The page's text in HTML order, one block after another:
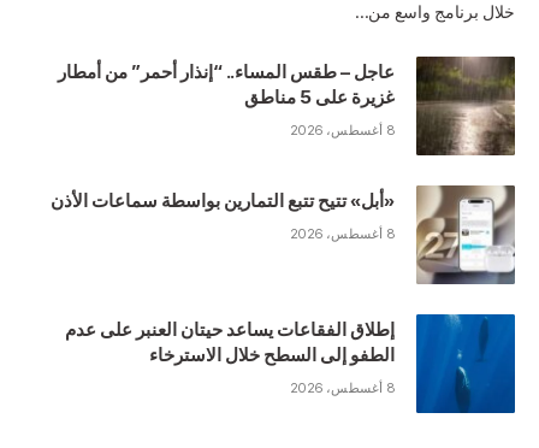
خلال برنامج واسع من…
عاجل – طقس المساء.. “إنذار أحمر” من أمطار
غزيرة على 5 مناطق
8 أغسطس، 2026
«أبل» تتيح تتبع التمارين بواسطة سماعات الأذن
8 أغسطس، 2026
إطلاق الفقاعات يساعد حيتان العنبر على عدم
الطفو إلى السطح خلال الاسترخاء
8 أغسطس، 2026